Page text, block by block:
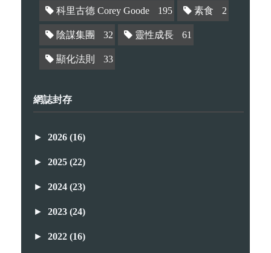
科里古德 Corey Goode 195 素食 2
陰謀集團 32 靈性成長 61
顯化法則 33
網誌封存
► 2026 (16)
► 2025 (22)
► 2024 (23)
► 2023 (24)
► 2022 (16)